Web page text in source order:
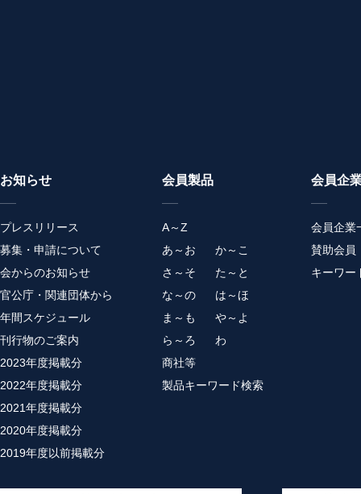
お知らせ
プレスリリース
募集・申請について
会からのお知らせ
官公庁・関連団体から
年間スケジュール
刊行物のご案内
2023年度掲載分
2022年度掲載分
2021年度掲載分
2020年度掲載分
2019年度以前掲載分
会員製品
A～Z
あ～お
か～こ
さ～そ
た～と
な～の
は～ほ
ま～も
や～よ
ら～ろ
わ
商社等
製品キーワード検索
会員企
会員企業
賛助会員
キーワー